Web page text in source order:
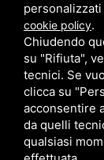
ISCRITTA AL
ISCRITTA ALL'EX
2094 DEL 01/03/
cookie policy.
Chiudendo
su "Rifiuta",
tecnici. Se
clicca su
acconsentire
da quelli
qualsiasi